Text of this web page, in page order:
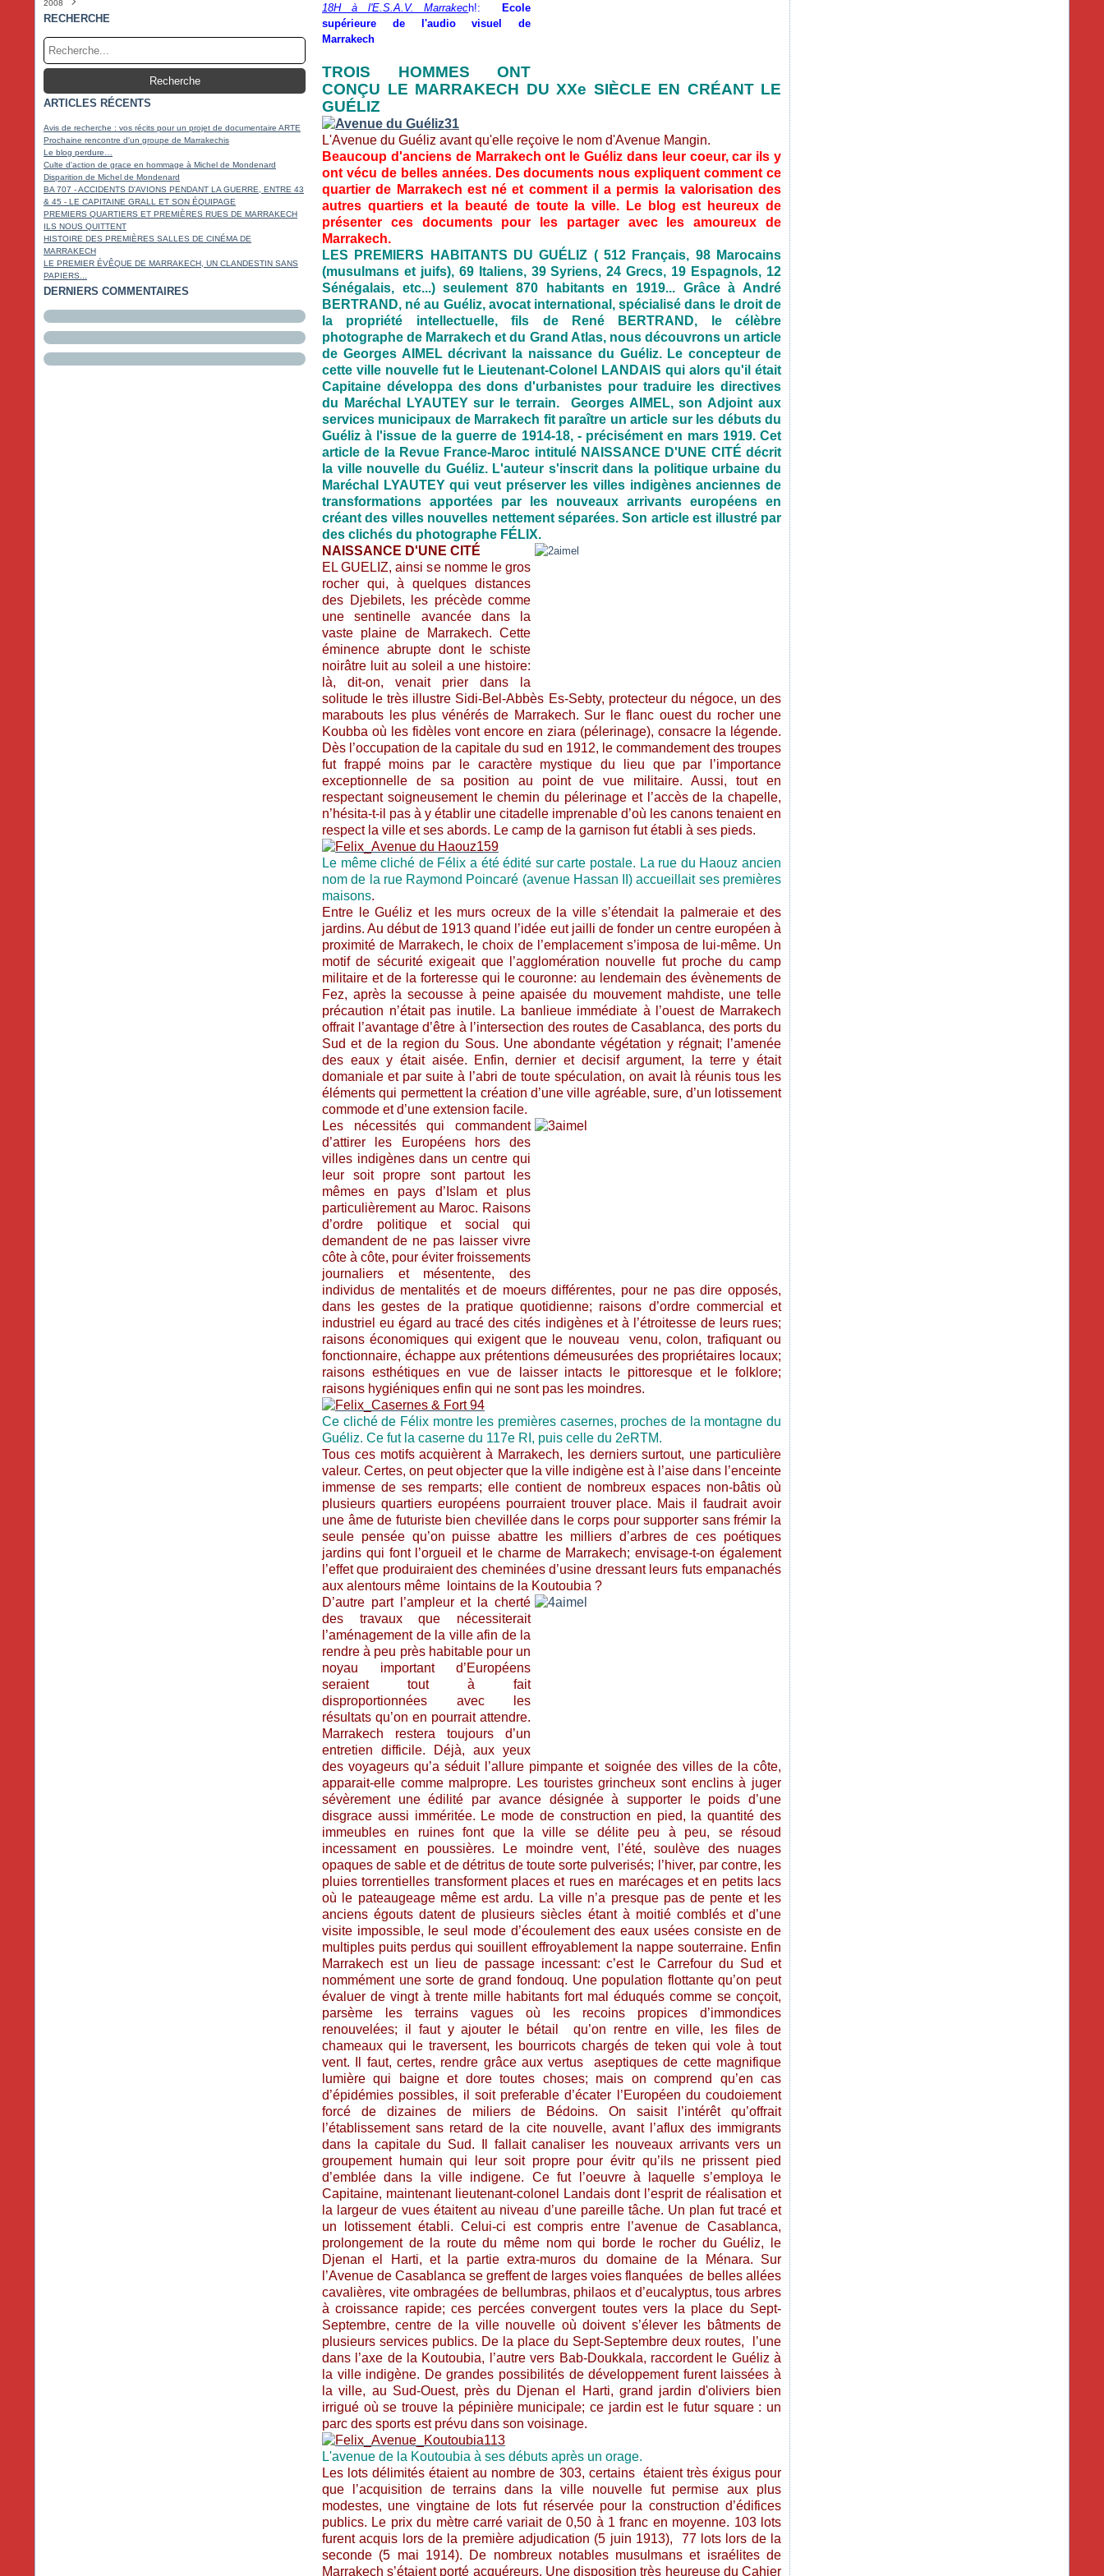
Février
Janvier(3)
Mars
Février(2)
Avril
Mars(4)
Janvier(4)
Mai(3)
Avril(4)
Février(3)
Janvier (5)
Juin
Mai(4)
Mars(4)
Février(4)
Janvier(4)
Juillet
Juin(4)
Avril(6)
Mars(3)
Février(4)
Août
Juillet(4)
Mai(6)
Avril(4)
Mars(4)
Septembre
Août(5)
Juin(7)
Mai(5)
Avril(5)
Janvier(5)
Octobre
Septembre(5)
Juillet(5)
Juin(5)
Mai(6)
Février(4)
Novembre
Octobre(10)
Août(7)
Juillet(8)
Juin(11)
Mars (15)
Janvier(18)
Décembre
Novembre (17)
Septembre(18)
Août(14)
Juillet(14)
Avril(17)
Février(13)
Janvier(16)
2008
Décembre (22)
Octobre(17)
Septembre(9)
RECHERCHE
ARTICLES RÉCENTS
Avis de recherche : vos récits pour un projet de documentaire ARTE
Prochaine rencontre d'un groupe de Marrakechis
Le blog perdure…
Culte d'action de grace en hommage à Michel de Mondenard
Disparition de Michel de Mondenard
BA 707 - ACCIDENTS D'AVIONS PENDANT LA GUERRE, ENTRE 43
& 45 - LE CAPITAINE GRALL ET SON ÉQUIPAGE
PREMIERS QUARTIERS ET PREMIÈRES RUES DE MARRAKECH
ILS NOUS QUITTENT
HISTOIRE DES PREMIÈRES SALLES DE CINÉMA DE
MARRAKECH
LE PREMIER ÉVÊQUE DE MARRAKECH, UN CLANDESTIN SANS
PAPIERS...
DERNIERS COMMENTAIRES
18H à l'E.S.A.V. Marrakech!:
Ecole
supérieure de l'audio visuel de
Marrakech
TROIS HOMMES ONT
CONÇU LE MARRAKECH DU XXe SIÈCLE EN CRÉANT LE
GUÉLIZ
L'Avenue du Guéliz avant qu'elle reçoive le nom d'Avenue Mangin.
Beaucoup d'anciens de Marrakech ont le Guéliz dans leur coeur, car ils y
ont vécu de belles années. Des documents nous expliquent comment ce
quartier de Marrakech est né et comment il a permis la valorisation des
autres quartiers et la beauté de toute la ville. Le blog est heureux de
présenter ces documents pour les partager avec les amoureux de
Marrakech.
LES PREMIERS HABITANTS DU GUÉLIZ ( 512 Français, 98 Marocains
(musulmans et juifs), 69 Italiens, 39 Syriens, 24 Grecs, 19 Espagnols, 12
Sénégalais, etc...) seulement 870 habitants en 1919... Grâce à André
BERTRAND, né au Guéliz, avocat international, spécialisé dans le droit de
la propriété intellectuelle, fils de René BERTRAND, le célèbre
photographe de Marrakech et du Grand Atlas, nous découvrons un article
de Georges AIMEL décrivant la naissance du Guéliz. Le concepteur de
cette ville nouvelle fut le Lieutenant-Colonel LANDAIS qui alors qu'il était
Capitaine développa des dons d'urbanistes pour traduire les directives
du Maréchal LYAUTEY sur le terrain. Georges AIMEL, son Adjoint aux
services municipaux de Marrakech fit paraître un article sur les débuts du
Guéliz à l'issue de la guerre de 1914-18, - précisément en mars 1919. Cet
article de la Revue France-Maroc intitulé NAISSANCE D'UNE CITÉ décrit
la ville nouvelle du Guéliz. L'auteur s'inscrit dans la politique urbaine du
Maréchal LYAUTEY qui veut préserver les villes indigènes anciennes de
transformations apportées par les nouveaux arrivants européens en
créant des villes nouvelles nettement séparées. Son article est illustré par
des clichés du photographe FÉLIX.
NAISSANCE D'UNE CITÉ
EL GUELIZ, ainsi se nomme le gros
rocher qui, à quelques distances
des Djebilets, les précède comme
une sentinelle avancée dans la
vaste plaine de Marrakech. Cette
éminence abrupte dont le schiste
noirâtre luit au soleil a une histoire:
là, dit-on, venait prier dans la
solitude le très illustre Sidi-Bel-Abbès Es-Sebty, protecteur du négoce, un des
marabouts les plus vénérés de Marrakech. Sur le flanc ouest du rocher une
Koubba où les fidèles vont encore en ziara (pélerinage), consacre la légende.
Dès l’occupation de la capitale du sud en 1912, le commandement des troupes
fut frappé moins par le caractère mystique du lieu que par l’importance
exceptionnelle de sa position au point de vue militaire. Aussi, tout en
respectant soigneusement le chemin du pélerinage et l’accès de la chapelle,
n’hésita-t-il pas à y établir une citadelle imprenable d’où les canons tenaient en
respect la ville et ses abords. Le camp de la garnison fut établi à ses pieds.
Le même cliché de Félix a été édité sur carte postale. La rue du Haouz ancien
nom de la rue Raymond Poincaré (avenue Hassan II) accueillait ses premières
maisons.
Entre le Guéliz et les murs ocreux de la ville s’étendait la palmeraie et des
jardins. Au début de 1913 quand l’idée eut jailli de fonder un centre européen à
proximité de Marrakech, le choix de l’emplacement s’imposa de lui-même. Un
motif de sécurité exigeait que l’agglomération nouvelle fut proche du camp
militaire et de la forteresse qui le couronne: au lendemain des évènements de
Fez, après la secousse à peine apaisée du mouvement mahdiste, une telle
précaution n’était pas inutile. La banlieue immédiate à l’ouest de Marrakech
offrait l’avantage d’être à l’intersection des routes de Casablanca, des ports du
Sud et de la region du Sous. Une abondante végétation y régnait; l’amenée
des eaux y était aisée. Enfin, dernier et decisif argument, la terre y était
domaniale et par suite à l’abri de toute spéculation, on avait là réunis tous les
éléments qui permettent la création d’une ville agréable, sure, d’un lotissement
commode et d’une extension facile.
Les nécessités qui commandent
d’attirer les Européens hors des
villes indigènes dans un centre qui
leur soit propre sont partout les
mêmes en pays d’Islam et plus
particulièrement au Maroc. Raisons
d’ordre politique et social qui
demandent de ne pas laisser vivre
côte à côte, pour éviter froissements
journaliers et mésentente, des
individus de mentalités et de moeurs différentes, pour ne pas dire opposés,
dans les gestes de la pratique quotidienne; raisons d’ordre commercial et
industriel eu égard au tracé des cités indigènes et à l’étroitesse de leurs rues;
raisons économiques qui exigent que le nouveau venu, colon, trafiquant ou
fonctionnaire, échappe aux prétentions démeusurées des propriétaires locaux;
raisons esthétiques en vue de laisser intacts le pittoresque et le folklore;
raisons hygiéniques enfin qui ne sont pas les moindres.
Ce cliché de Félix montre les premières casernes, proches de la montagne du
Guéliz. Ce fut la caserne du 117e RI, puis celle du 2eRTM.
Tous ces motifs acquièrent à Marrakech, les derniers surtout, une particulière
valeur. Certes, on peut objecter que la ville indigène est à l’aise dans l’enceinte
immense de ses remparts; elle contient de nombreux espaces non-bâtis où
plusieurs quartiers européens pourraient trouver place. Mais il faudrait avoir
une âme de futuriste bien chevillée dans le corps pour supporter sans frémir la
seule pensée qu’on puisse abattre les milliers d’arbres de ces poétiques
jardins qui font l’orgueil et le charme de Marrakech; envisage-t-on également
l’effet que produiraient des cheminées d’usine dressant leurs futs empanachés
aux alentours même lointains de la Koutoubia ?
D’autre part l’ampleur et la cherté
des travaux que nécessiterait
l’aménagement de la ville afin de la
rendre à peu près habitable pour un
noyau important d’Européens
seraient tout à fait
disproportionnées avec les
résultats qu’on en pourrait attendre.
Marrakech restera toujours d’un
entretien difficile. Déjà, aux yeux
des voyageurs qu’a séduit l’allure pimpante et soignée des villes de la côte,
apparait-elle comme malpropre. Les touristes grincheux sont enclins à juger
sévèrement une édilité par avance désignée à supporter le poids d’une
disgrace aussi imméritée. Le mode de construction en pied, la quantité des
immeubles en ruines font que la ville se délite peu à peu, se résoud
incessament en poussières. Le moindre vent, l’été, soulève des nuages
opaques de sable et de détritus de toute sorte pulverisés; l’hiver, par contre, les
pluies torrentielles transforment places et rues en marécages et en petits lacs
où le pateaugeage même est ardu. La ville n’a presque pas de pente et les
anciens égouts datent de plusieurs siècles étant à moitié comblés et d’une
visite impossible, le seul mode d’écoulement des eaux usées consiste en de
multiples puits perdus qui souillent effroyablement la nappe souterraine. Enfin
Marrakech est un lieu de passage incessant: c’est le Carrefour du Sud et
nommément une sorte de grand fondouq. Une population flottante qu’on peut
évaluer de vingt à trente mille habitants fort mal éduqués comme se conçoit,
parsème les terrains vagues où les recoins propices d’immondices
renouvelées; il faut y ajouter le bétail qu’on rentre en ville, les files de
chameaux qui le traversent, les bourricots chargés de teken qui vole à tout
vent. Il faut, certes, rendre grâce aux vertus aseptiques de cette magnifique
lumière qui baigne et dore toutes choses; mais on comprend qu’en cas
d’épidémies possibles, il soit preferable d’écater l’Européen du coudoiement
forcé de dizaines de miliers de Bédoins. On saisit l’intérêt qu’offrait
l’établissement sans retard de la cite nouvelle, avant l’aflux des immigrants
dans la capitale du Sud. Il fallait canaliser les nouveaux arrivants vers un
groupement humain qui leur soit propre pour évitr qu’ils ne prissent pied
d’emblée dans la ville indigene. Ce fut l’oeuvre à laquelle s’employa le
Capitaine, maintenant lieutenant-colonel Landais dont l’esprit de réalisation et
la largeur de vues étaitent au niveau d’une pareille tâche. Un plan fut tracé et
un lotissement établi. Celui-ci est compris entre l’avenue de Casablanca,
prolongement de la route du même nom qui borde le rocher du Guéliz, le
Djenan el Harti, et la partie extra-muros du domaine de la Ménara. Sur
l’Avenue de Casablanca se greffent de larges voies flanquées de belles allées
cavalières, vite ombragées de bellumbras, philaos et d’eucalyptus, tous arbres
à croissance rapide; ces percées convergent toutes vers la place du Sept-
Septembre, centre de la ville nouvelle où doivent s’élever les bâtments de
plusieurs services publics. De la place du Sept-Septembre deux routes, l’une
dans l’axe de la Koutoubia, l’autre vers Bab-Doukkala, raccordent le Guéliz à
la ville indigène. De grandes possibilités de développement furent laissées à
la ville, au Sud-Ouest, près du Djenan el Harti, grand jardin d'oliviers bien
irrigué où se trouve la pépinière municipale; ce jardin est le futur square : un
parc des sports est prévu dans son voisinage.
L'avenue de la Koutoubia à ses débuts après un orage.
Les lots délimités étaient au nombre de 303, certains étaient très éxigus pour
que l’acquisition de terrains dans la ville nouvelle fut permise aux plus
modestes, une vingtaine de lots fut réservée pour la construction d’édifices
publics. Le prix du mètre carré variait de 0,50 à 1 franc en moyenne. 103 lots
furent acquis lors de la première adjudication (5 juin 1913), 77 lots lors de la
seconde (5 mai 1914). De nombreux notables musulmans et israélites de
Marrakech s’étaient porté acquéreurs. Une disposition très heureuse du Cahier